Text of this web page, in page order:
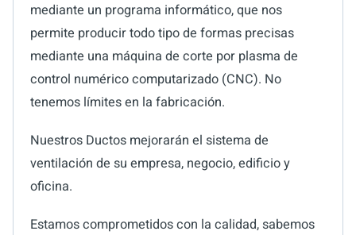
mediante un programa informático, que nos
permite producir todo tipo de formas precisas
mediante una máquina de corte por plasma de
control numérico computarizado (CNC). No
tenemos límites en la fabricación.
Nuestros Ductos mejorarán el sistema de
ventilación de su empresa, negocio, edificio y
oficina.
Estamos comprometidos con la calidad, sabemos